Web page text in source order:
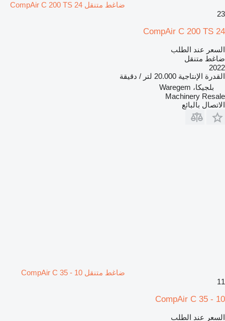
ضاغط متنقل CompAir C 200 TS 24
23
CompAir C 200 TS 24
السعر عند الطلب
ضاغط متنقل
2022
القدرة الإنتاجية 20.000 لتر / دقيقة
بلجيكا، Waregem
Machinery Resale
الاتصال بالبائع
ضاغط متنقل CompAir C 35 - 10
11
CompAir C 35 - 10
السعر عند الطلب